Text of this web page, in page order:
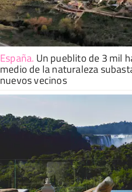
España. Un pueblito de 3 mil
medio de la naturaleza
nuevos vecinos